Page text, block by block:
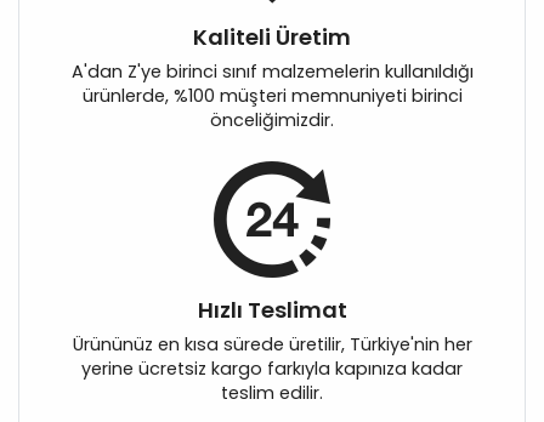
Kaliteli Üretim
A'dan Z'ye birinci sınıf malzemelerin kullanıldığı
ürünlerde, %100 müşteri memnuniyeti birinci
önceliğimizdir.
Hızlı Teslimat
Ürününüz en kısa sürede üretilir, Türkiye'nin her
yerine ücretsiz kargo farkıyla kapınıza kadar
teslim edilir.